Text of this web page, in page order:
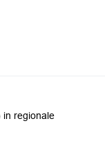
in regionale